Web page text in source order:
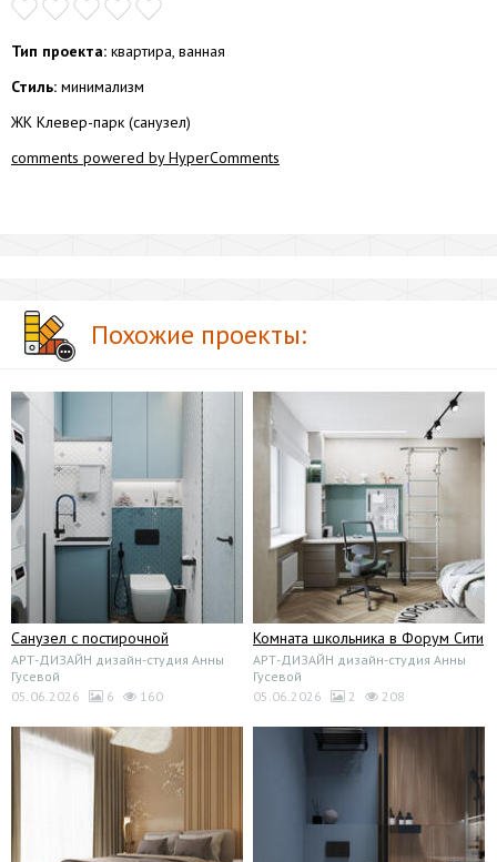
Тип проекта: квартира, ванная
Стиль: минимализм
ЖК Клевер-парк (санузел)
comments powered by HyperComments
Похожие проекты:
Санузел с постирочной
АРТ-ДИЗАЙН дизайн-студия Анны
Гусевой
05.06.2026
6 160
Комната школьника в Форум Сити
АРТ-ДИЗАЙН дизайн-студия Анны
Гусевой
05.06.2026
2 208